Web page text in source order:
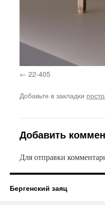
22-405
Добавьте в закладки
Добавить
Для отправки
Бергенский заяц